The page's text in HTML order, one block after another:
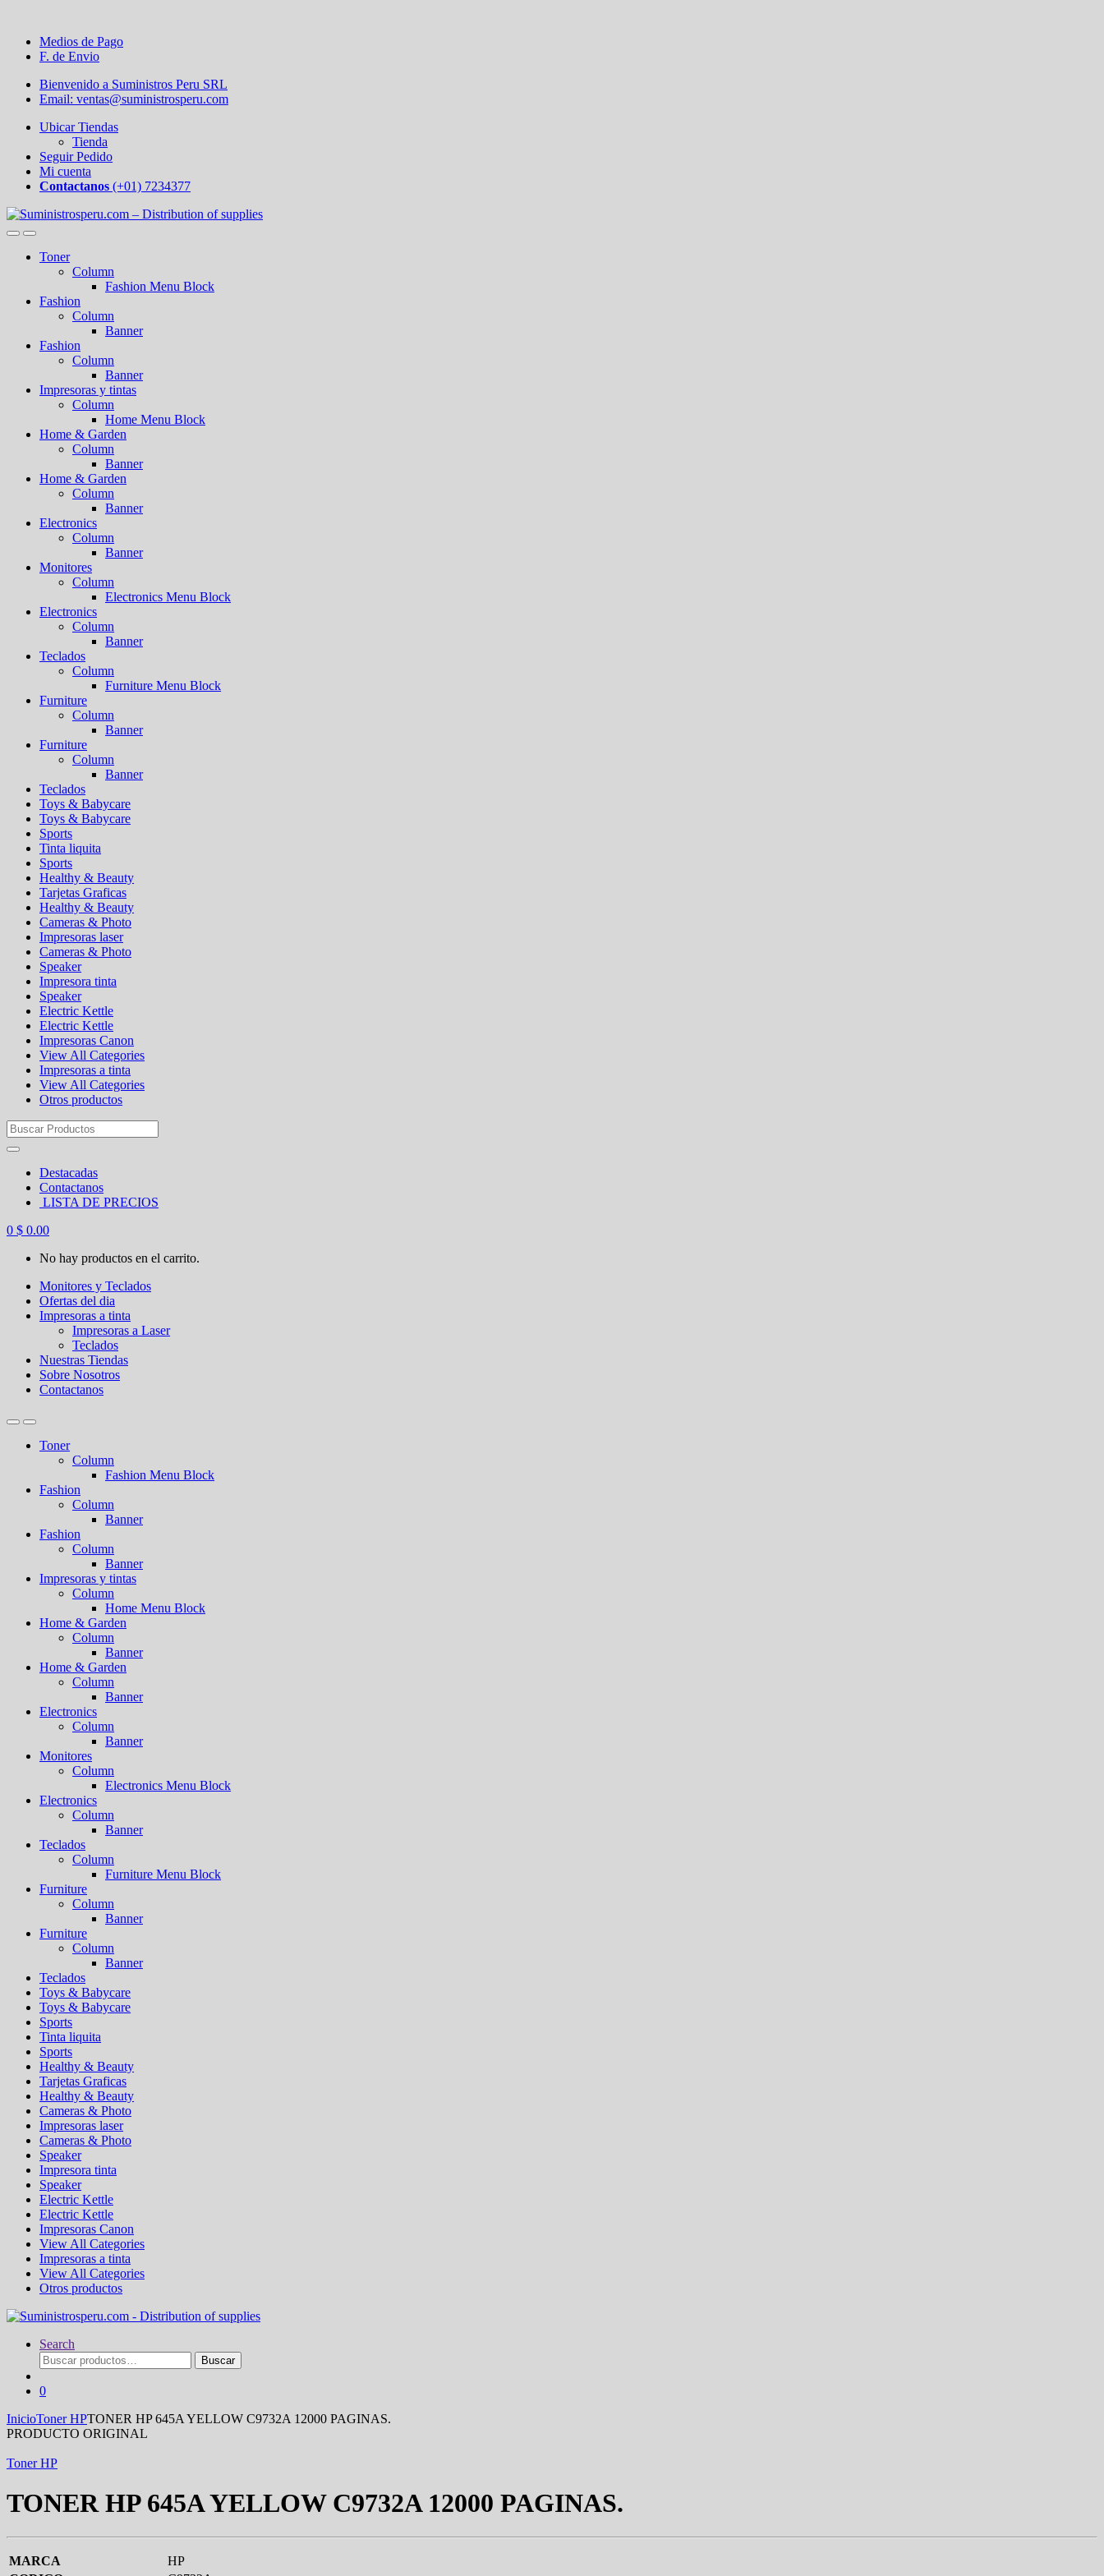
Medios de Pago
F. de Envio
Bienvenido a Suministros Peru SRL
Email: ventas@suministrosperu.com
Ubicar Tiendas
Tienda
Seguir Pedido
Mi cuenta
Contactanos (+01) 7234377
Toner
Column
Fashion Menu Block
Fashion
Column
Banner
Fashion
Column
Banner
Impresoras y tintas
Column
Home Menu Block
Home & Garden
Column
Banner
Home & Garden
Column
Banner
Electronics
Column
Banner
Monitores
Column
Electronics Menu Block
Electronics
Column
Banner
Teclados
Column
Furniture Menu Block
Furniture
Column
Banner
Furniture
Column
Banner
Teclados
Toys & Babycare
Toys & Babycare
Sports
Tinta liquita
Sports
Healthy & Beauty
Tarjetas Graficas
Healthy & Beauty
Cameras & Photo
Impresoras laser
Cameras & Photo
Speaker
Impresora tinta
Speaker
Electric Kettle
Electric Kettle
Impresoras Canon
View All Categories
Impresoras a tinta
View All Categories
Otros productos
Search
for:
Destacadas
Contactanos
LISTA DE PRECIOS
0 $ 0.00
No hay productos en el carrito.
Monitores y Teclados
Ofertas del dia
Impresoras a tinta
Impresoras a Laser
Teclados
Nuestras Tiendas
Sobre Nosotros
Contactanos
Toner
Column
Fashion Menu Block
Fashion
Column
Banner
Fashion
Column
Banner
Impresoras y tintas
Column
Home Menu Block
Home & Garden
Column
Banner
Home & Garden
Column
Banner
Electronics
Column
Banner
Monitores
Column
Electronics Menu Block
Electronics
Column
Banner
Teclados
Column
Furniture Menu Block
Furniture
Column
Banner
Furniture
Column
Banner
Teclados
Toys & Babycare
Toys & Babycare
Sports
Tinta liquita
Sports
Healthy & Beauty
Tarjetas Graficas
Healthy & Beauty
Cameras & Photo
Impresoras laser
Cameras & Photo
Speaker
Impresora tinta
Speaker
Electric Kettle
Electric Kettle
Impresoras Canon
View All Categories
Impresoras a tinta
View All Categories
Otros productos
Search
Buscar
por:
Buscar
0
InicioToner HPTONER HP 645A YELLOW C9732A 12000 PAGINAS.
PRODUCTO ORIGINAL
Toner HP
TONER HP 645A YELLOW C9732A 12000 PAGINAS.
MARCA
HP